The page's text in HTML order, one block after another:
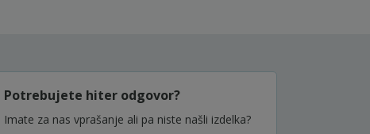
Potrebujete hiter odgovor?
Imate za nas vprašanje ali pa niste našli izdelka?